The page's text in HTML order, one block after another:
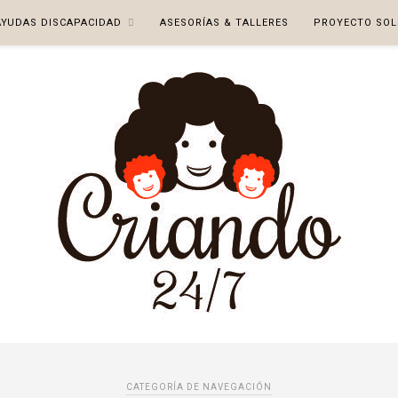
DISCAPACIDAD ASESORÍAS & TALLERES PROYECTO
CATEGORÍA DE NAVEGACIÓN